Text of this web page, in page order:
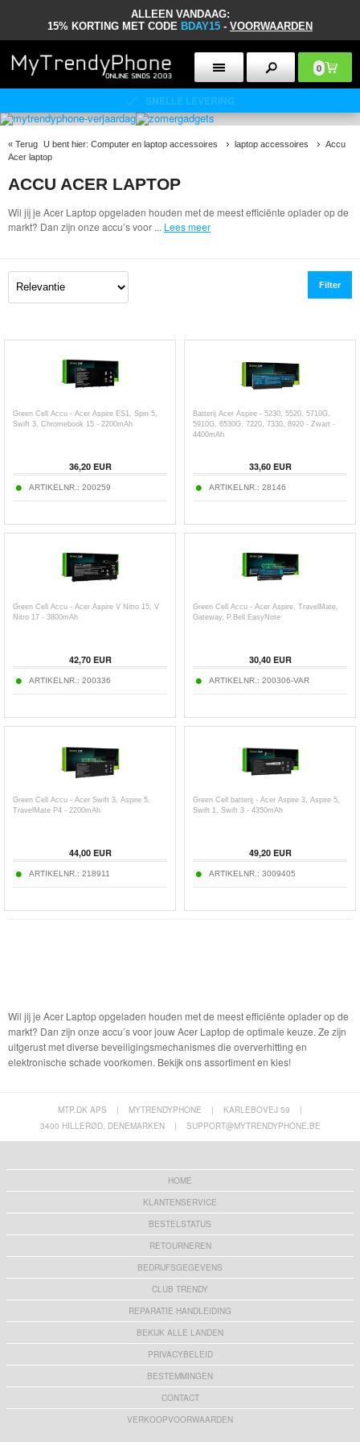
ALLEEN VANDAAG:
15% KORTING MET CODE BDAY15 - VOORWAARDEN
0
SNELLE LEVERING
« Terug U bent hier: Computer en laptop accessoires laptop accessoires
Accu
Acer laptop
ACCU ACER LAPTOP
Wil jij je Acer Laptop opgeladen houden met de meest efficiënte oplader op de
markt? Dan zijn onze accu’s voor ... Lees meer
Filter
Green Cell Accu - Acer Aspire ES1, Spin 5,
Swift 3, Chromebook 15 - 2200mAh
36,20EUR
ARTIKELNR.: 200259
Batterij Acer Aspire - 5230, 5520, 5710G,
5910G, 6530G, 7220, 7330, 8920 - Zwart -
4400mAh
33,60EUR
ARTIKELNR.: 28146
Green Cell Accu - Acer Aspire V Nitro 15, V
Nitro 17 - 3800mAh
42,70EUR
ARTIKELNR.: 200336
Green Cell Accu - Acer Aspire, TravelMate,
Gateway, P.Bell EasyNote
30,40EUR
ARTIKELNR.: 200306-VAR
Green Cell Accu - Acer Swift 3, Aspire 5,
TravelMate P4 - 2200mAh
44,00EUR
ARTIKELNR.: 218911
Green Cell batterij - Acer Aspire 3, Aspire 5,
Swift 1, Swift 3 - 4350mAh
49,20EUR
ARTIKELNR.: 3009405
Wil jij je Acer Laptop opgeladen houden met de meest efficiënte oplader op de
markt? Dan zijn onze accu’s voor jouw Acer Laptop de optimale keuze. Ze zijn
uitgerust met diverse beveiligingsmechanismes die oververhitting en
elektronische schade voorkomen. Bekijk ons assortiment en kies!
MTP.DK APS | MYTRENDYPHONE | KARLEBOVEJ 59
|
3400 HILLERØD, DENEMARKEN
| SUPPORT@MYTRENDYPHONE.BE
HOME
KLANTENSERVICE
BESTELSTATUS
RETOURNEREN
BEDRIJFSGEGEVENS
CLUB TRENDY
REPARATIE HANDLEIDING
BEKIJK ALLE LANDEN
PRIVACYBELEID
BESTEMMINGEN
CONTACT
VERKOOPVOORWAARDEN